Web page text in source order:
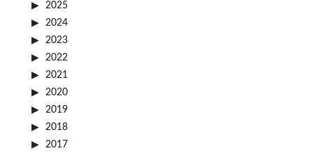
2025
2024
2023
2022
2021
2020
2019
2018
2017